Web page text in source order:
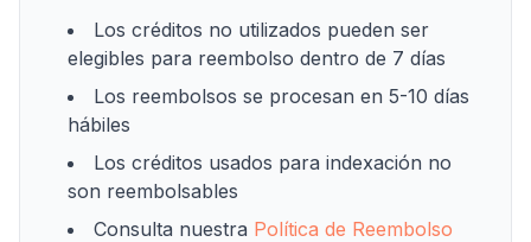
Los créditos no utilizados pueden ser
elegibles para reembolso dentro de 7 días
Los reembolsos se procesan en 5-10 días
hábiles
Los créditos usados para indexación no
son reembolsables
Consulta nuestra Política de Reembolso